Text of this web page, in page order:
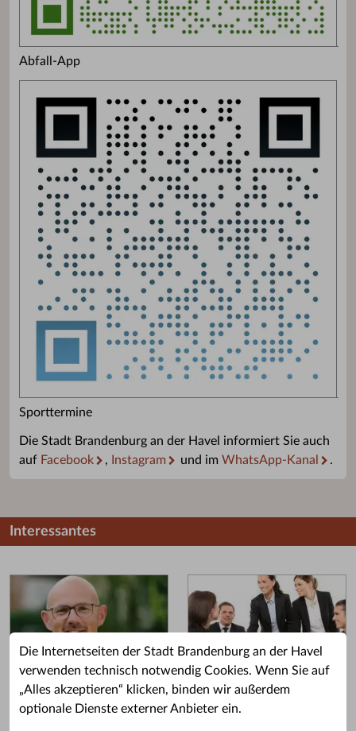
Die Internetseiten der Stadt Brandenburg an der Havel
verwenden technisch notwendig Cookies. Wenn Sie auf
„Alles akzeptieren“ klicken, binden wir außerdem
optionale Dienste externer Anbieter ein.
Abfall-App
Sporttermine
Die Stadt Brandenburg an der Havel informiert Sie auch
auf Facebook , Instagram und im WhatsApp-Kanal .
Interessantes
Grußwort des OB